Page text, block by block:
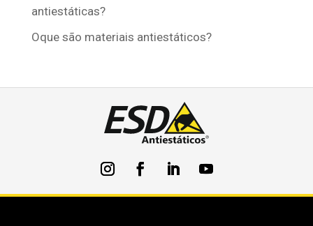
antiestáticas?
Oque são materiais antiestáticos?